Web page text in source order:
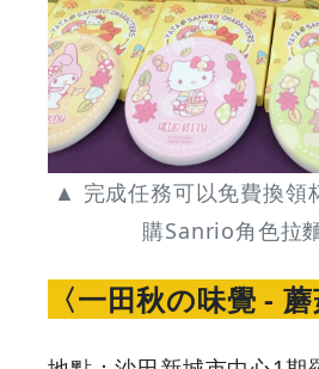
▲ 完成任務可以免費換領
購Sanrio角色拉
〈一田秋の味覺 - 蘑